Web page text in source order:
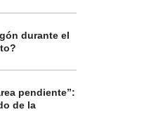
durante el
pendiente”:
de la